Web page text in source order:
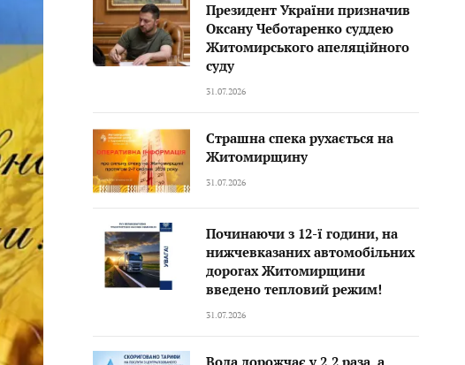
Президент України призначив
Оксану Чеботаренко суддею
Житомирського апеляційного
суду
31.07.2026
Страшна спека рухається на
Житомирщину
31.07.2026
Починаючи з 12-ї години, на
нижчевказаних автомобільних
дорогах Житомирщини
введено тепловий режим!
31.07.2026
Вода дорожчає у 2,2 раза, а